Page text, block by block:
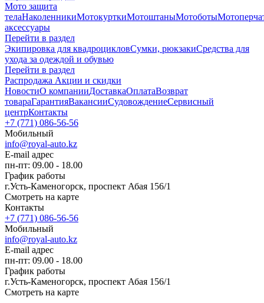
Мото защита
телаНаколенникиМотокурткиМотоштаныМотоботы
аксессуары
Перейти в раздел
Экипировка для квадроцикловСумки, рюкзакиСредства для
ухода за одеждой и обувью
Перейти в раздел
Распродажа Акции и скидки
НовостиО компанииДоставкаОплатаВозврат
товараГарантияВакансииСудовождениеСервисный
центрКонтакты
+7 (771) 086-56-56
Мобильный
info@royal-auto.kz
E-mail адрес
пн-пт: 09.00 - 18.00
График работы
г.Усть-Каменогорск, проспект Абая 156/1
Смотреть на карте
Контакты
+7 (771) 086-56-56
Мобильный
info@royal-auto.kz
E-mail адрес
пн-пт: 09.00 - 18.00
График работы
г.Усть-Каменогорск, проспект Абая 156/1
Смотреть на карте